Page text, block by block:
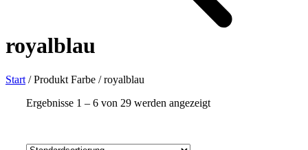
royalblau
Start /Produkt Farbe /royalblau
Ergebnisse 1 – 6 von 29 werden angezeigt